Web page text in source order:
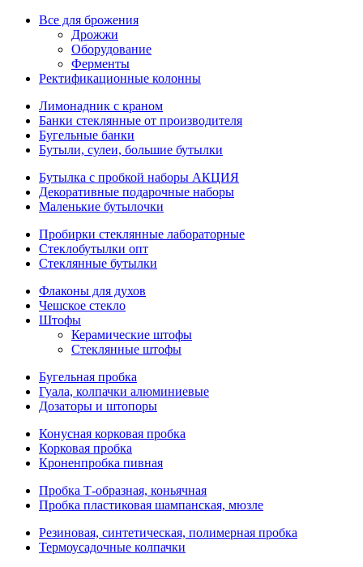
Все для брожения
Дрожжи
Оборудование
Ферменты
Ректификационные колонны
Лимонадник с краном
Банки стеклянные от производителя
Бугельные банки
Бутыли, сулеи, большие бутылки
Бутылка с пробкой наборы АКЦИЯ
Декоративные подарочные наборы
Маленькие бутылочки
Пробирки стеклянные лабораторные
Стеклобутылки опт
Стеклянные бутылки
Флаконы для духов
Чешское стекло
Штофы
Керамические штофы
Стеклянные штофы
Бугельная пробка
Гуала, колпачки алюминиевые
Дозаторы и штопоры
Конусная корковая пробка
Корковая пробка
Кроненпробка пивная
Пробка Т-образная, коньячная
Пробка пластиковая шампанская, мюзле
Резиновая, синтетическая, полимерная пробка
Термоусадочные колпачки